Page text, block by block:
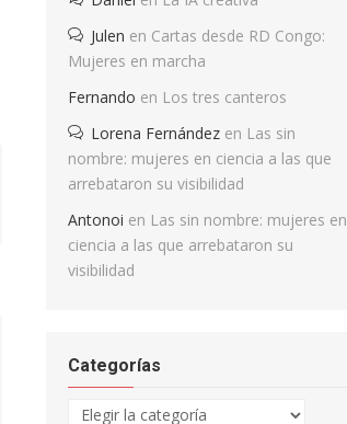
Julen en Cartas desde RD Congo:
Mujeres en marcha
Fernando en Los tres canteros
Lorena Fernández en Las sin
nombre: mujeres en ciencia a las que
arrebataron su visibilidad
Antonoi en Las sin nombre: mujeres en
ciencia a las que arrebataron su
visibilidad
Categorías
Categorías